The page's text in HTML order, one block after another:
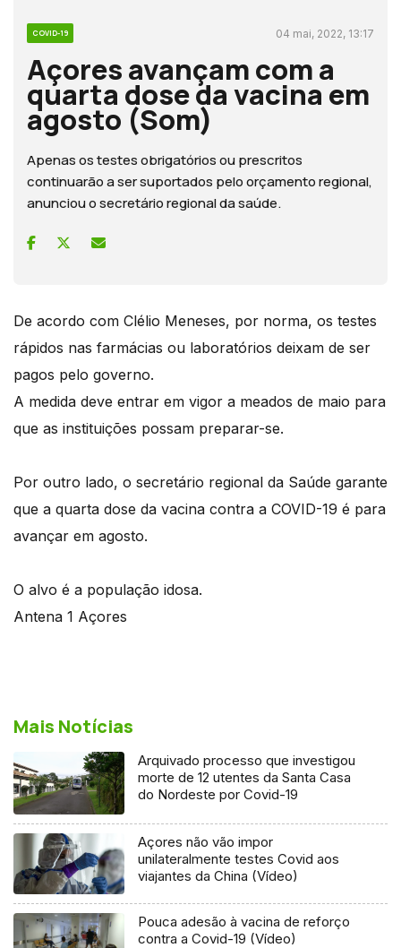
COVID-19 04 mai, 2022, 13:17
Açores avançam com a
quarta dose da vacina em
agosto (Som)
Apenas os testes obrigatórios ou prescritos
continuarão a ser suportados pelo orçamento regional,
anunciou o secretário regional da saúde.
De acordo com Clélio Meneses, por norma, os testes
rápidos nas farmácias ou laboratórios deixam de ser
pagos pelo governo.
A medida deve entrar em vigor a meados de maio para
que as instituições possam preparar-se.
Por outro lado, o secretário regional da Saúde garante
que a quarta dose da vacina contra a COVID-19 é para
avançar em agosto.
O alvo é a população idosa.
Antena 1 Açores
Mais Notícias
Arquivado processo que investigou
morte de 12 utentes da Santa Casa
do Nordeste por Covid-19
Açores não vão impor
unilateralmente testes Covid aos
viajantes da China (Vídeo)
Pouca adesão à vacina de reforço
contra a Covid-19 (Vídeo)